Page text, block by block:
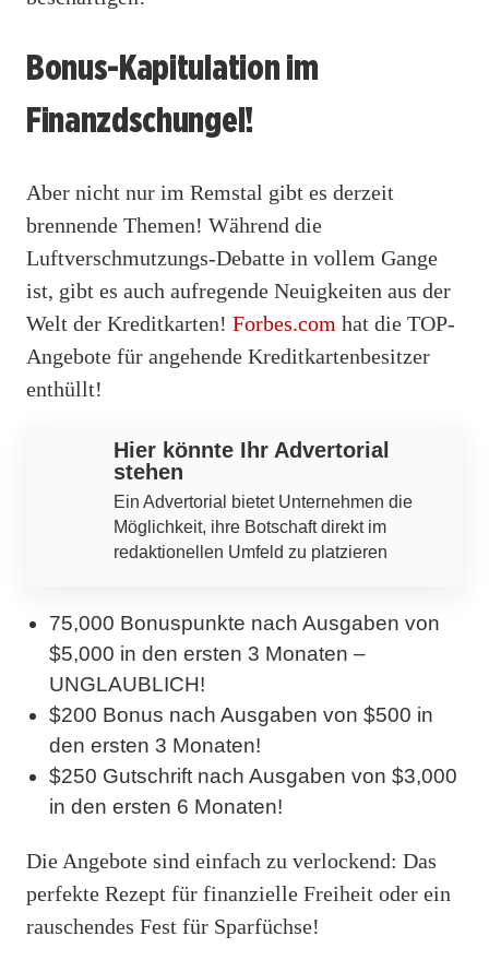
Bonus-Kapitulation im
Finanzdschungel!
Aber nicht nur im Remstal gibt es derzeit
brennende Themen! Während die
Luftverschmutzungs-Debatte in vollem Gange
ist, gibt es auch aufregende Neuigkeiten aus der
Welt der Kreditkarten! Forbes.com hat die TOP-
Angebote für angehende Kreditkartenbesitzer
enthüllt!
Hier könnte Ihr Advertorial
stehen
Ein Advertorial bietet Unternehmen die
Möglichkeit, ihre Botschaft direkt im
redaktionellen Umfeld zu platzieren
75,000 Bonuspunkte nach Ausgaben von
$5,000 in den ersten 3 Monaten –
UNGLAUBLICH!
$200 Bonus nach Ausgaben von $500 in
den ersten 3 Monaten!
$250 Gutschrift nach Ausgaben von $3,000
in den ersten 6 Monaten!
Die Angebote sind einfach zu verlockend: Das
perfekte Rezept für finanzielle Freiheit oder ein
rauschendes Fest für Sparfüchse!